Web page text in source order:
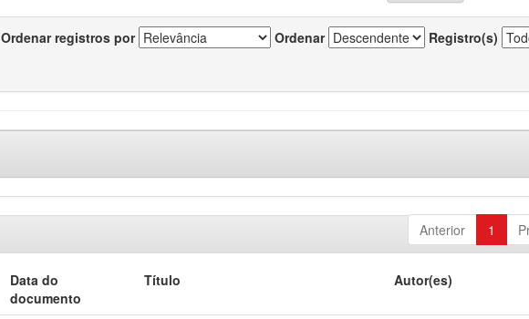
Ordenar registros por Ordenar Registro(s)
Anterior 1
Data do
documento
Título Autor(es)